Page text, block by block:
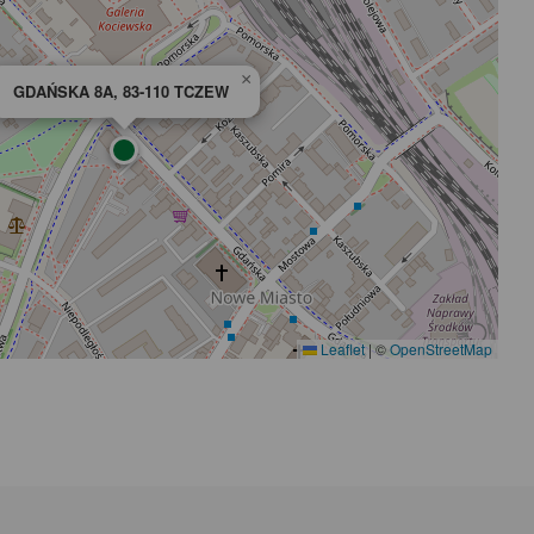
GDAŃSKA 8A, 83-110 TCZEW
×
Leaflet |©OpenStreetMap